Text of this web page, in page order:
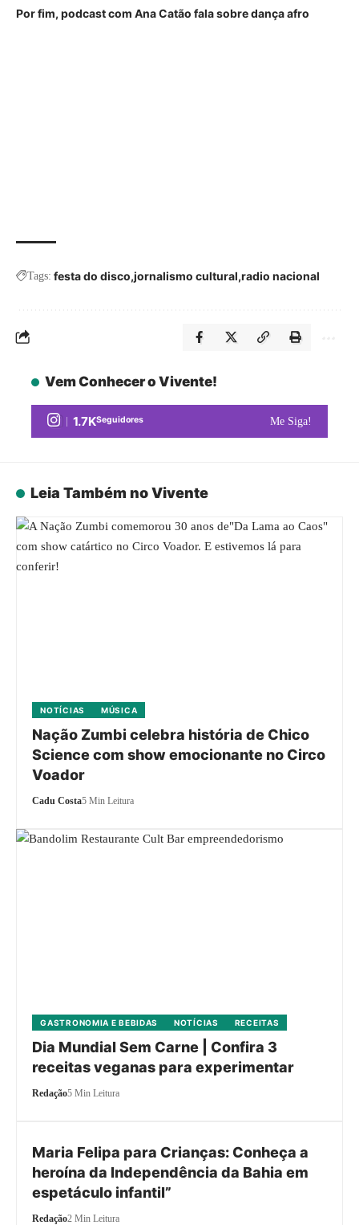
Por fim, podcast com Ana Catão fala sobre dança afro
Tags: festa do disco jornalismo cultural radio nacional
Vem Conhecer o Vivente!
1.7KSeguidores Me Siga!
Leia Também no Vivente
NOTÍCIAS MÚSICA
Nação Zumbi celebra história de Chico
Science com show emocionante no Circo
Voador
Cadu Costa5 Min Leitura
GASTRONOMIA E BEBIDAS NOTÍCIAS RECEITAS
Dia Mundial Sem Carne | Confira 3
receitas veganas para experimentar
Redação5 Min Leitura
Maria Felipa para Crianças: Conheça a
heroína da Independência da Bahia em
espetáculo infantil”
Redação2 Min Leitura